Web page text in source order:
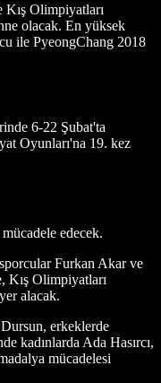
Kış Olimpiyatları
olacak. En yüksek
ile PyeongChang 2018
6-22 Şubat'ta
Oyunları'na 19. kez
edecek.
Furkan Akar ve
Kış Olimpiyatları
alacak.
Dursun, erkeklerde
kadınlarda Ada Hasırcı,
mücadelesi